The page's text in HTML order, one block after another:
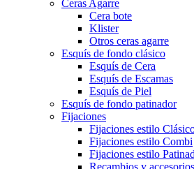
Ceras Agarre
Cera bote
Klister
Otros ceras agarre
Esquís de fondo clásico
Esquís de Cera
Esquís de Escamas
Esquís de Piel
Esquís de fondo patinador
Fijaciones
Fijaciones estilo
Fijaciones estilo Combi
Fijaciones estilo
Recambios y